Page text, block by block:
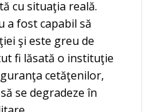
cu situaţia reală.
a fost capabil să
şi este greu de
fi lăsată o instituţie
cetăţenilor,
se degradeze în